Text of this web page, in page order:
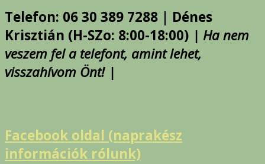
Telefon: 06 30 389 7288 | Dénes
Krisztián (H-SZo: 8:00-18:00) | Ha nem
veszem fel a telefont, amint lehet,
visszahívom Önt! |
Facebook oldal (naprakész
információk rólunk)